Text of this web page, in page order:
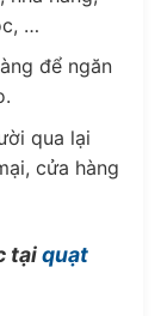
…
để ngăn
qua lại
cửa hàng
tạiquạt